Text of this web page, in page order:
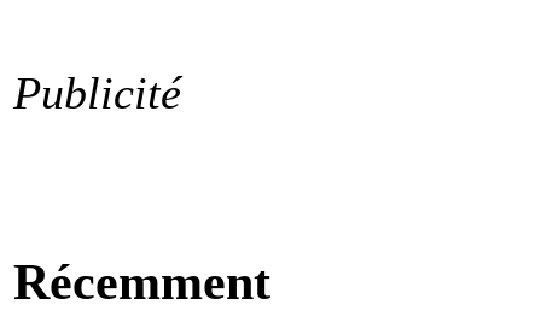
Publicité
Récemment